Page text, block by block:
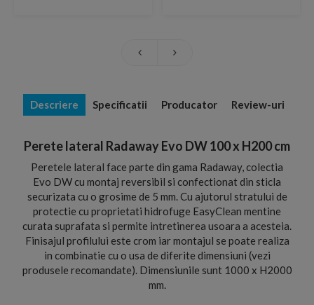
Descriere Specificatii Producator Review-uri
Perete lateral Radaway Evo DW 100 x H200 cm
Peretele lateral face parte din gama Radaway, colectia
Evo DW cu montaj reversibil si confectionat din sticla
securizata cu o grosime de 5 mm. Cu ajutorul stratului de
protectie cu proprietati hidrofuge EasyClean mentine
curata suprafata si permite intretinerea usoara a acesteia.
Finisajul profilului este crom iar montajul se poate realiza
in combinatie cu o usa de diferite dimensiuni (vezi
produsele recomandate). Dimensiunile sunt 1000 x H2000
mm.